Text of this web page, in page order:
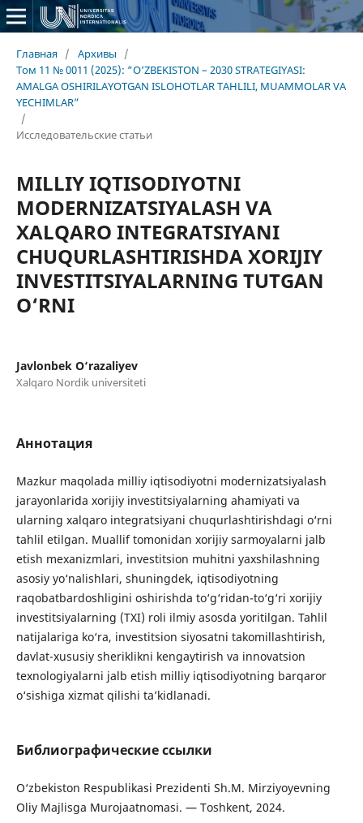
Главная / Архивы
/
Том 11 № 0011 (2025): “O‘ZBEKISTON – 2030 STRATEGIYASI:
AMALGA OSHIRILAYOTGAN ISLOHOTLAR TAHLILI, MUAMMOLAR VA
YECHIMLAR”
/
Исследовательские статьи
MILLIY IQTISODIYOTNI
MODERNIZATSIYALASH VA
XALQARO INTEGRATSIYANI
CHUQURLASHTIRISHDA XORIJIY
INVESTITSIYALARNING TUTGAN
O‘RNI
Javlonbek O‘razaliyev
Xalqaro Nordik universiteti
Аннотация
Mazkur maqolada milliy iqtisodiyotni modernizatsiyalash
jarayonlarida xorijiy investitsiyalarning ahamiyati va
ularning xalqaro integratsiyani chuqurlashtirishdagi o‘rni
tahlil etilgan. Muallif tomonidan xorijiy sarmoyalarni jalb
etish mexanizmlari, investitsion muhitni yaxshilashning
asosiy yo‘nalishlari, shuningdek, iqtisodiyotning
raqobatbardoshligini oshirishda to‘g‘ridan-to‘g‘ri xorijiy
investitsiyalarning (TXI) roli ilmiy asosda yoritilgan. Tahlil
natijalariga ko‘ra, investitsion siyosatni takomillashtirish,
davlat-xususiy sheriklikni kengaytirish va innovatsion
texnologiyalarni jalb etish milliy iqtisodiyotning barqaror
o‘sishiga xizmat qilishi ta’kidlanadi.
Библиографические ссылки
O‘zbekiston Respublikasi Prezidenti Sh.M. Mirziyoyevning
Oliy Majlisga Murojaatnomasi. — Toshkent, 2024.